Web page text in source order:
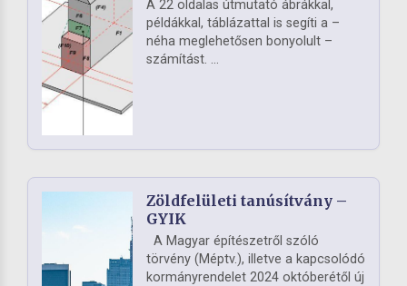
A 22 oldalas útmutató ábrákkal,
példákkal, táblázattal is segíti a –
néha meglehetősen bonyolult –
számítást. ...
Zöldfelületi tanúsítvány –
GYIK
A Magyar építészetről szóló
törvény (Méptv.), illetve a kapcsolódó
kormányrendelet 2024 októberétől új